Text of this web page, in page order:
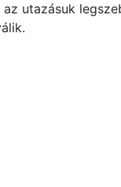
utazásuk